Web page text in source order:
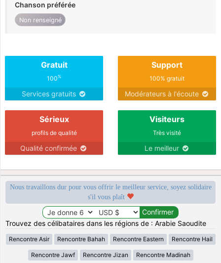
Chanson préférée
Non renseigné
Gratuit
100%
Services gratuits
Support
100% gratuit
Modérateurs à l'écoute
Sérieux
profils de qualité
Qualité confirmée
Visiteurs
Très visité
Le meilleur
Nous travaillons dur pour vous offrir le meilleur service, soyez solidaire
s'il vous plaît
Trouvez des célibataires dans les régions de : Arabie Saoudite
Rencontre Asir Rencontre Bahah Rencontre Eastern Rencontre Hail
Rencontre Jawf Rencontre Jizan Rencontre Madinah